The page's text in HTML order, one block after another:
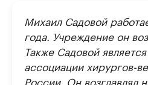
Михаил Садовой
года. Учреждение он
Также Садовой
ассоциации хирургов-
России. Он возглавлял